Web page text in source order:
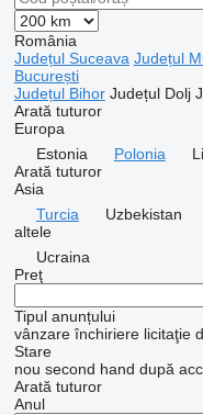
România
Județul Suceava Județul
București
Județul Bihor Județul Dolj
Arată tuturor
Europa
Estonia
Polonia
Arată tuturor
Asia
Turcia
Uzbekistan
altele
Ucraina
Preţ
Tipul anunțului
vânzare închiriere licitaţie
Stare
nou second hand după
Arată tuturor
Anul